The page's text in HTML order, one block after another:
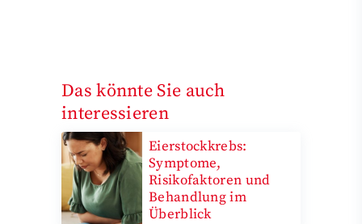
Das könnte Sie auch
interessieren
Eierstockkrebs:
Symptome,
Risikofaktoren und
Behandlung im
Überblick